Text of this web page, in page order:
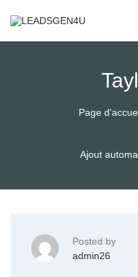
Page
Ajout
Posted by
admin26